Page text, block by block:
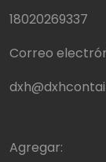
18020269337
Correo
Agregar: